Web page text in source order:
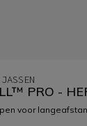
JASSEN
PRO -
voor